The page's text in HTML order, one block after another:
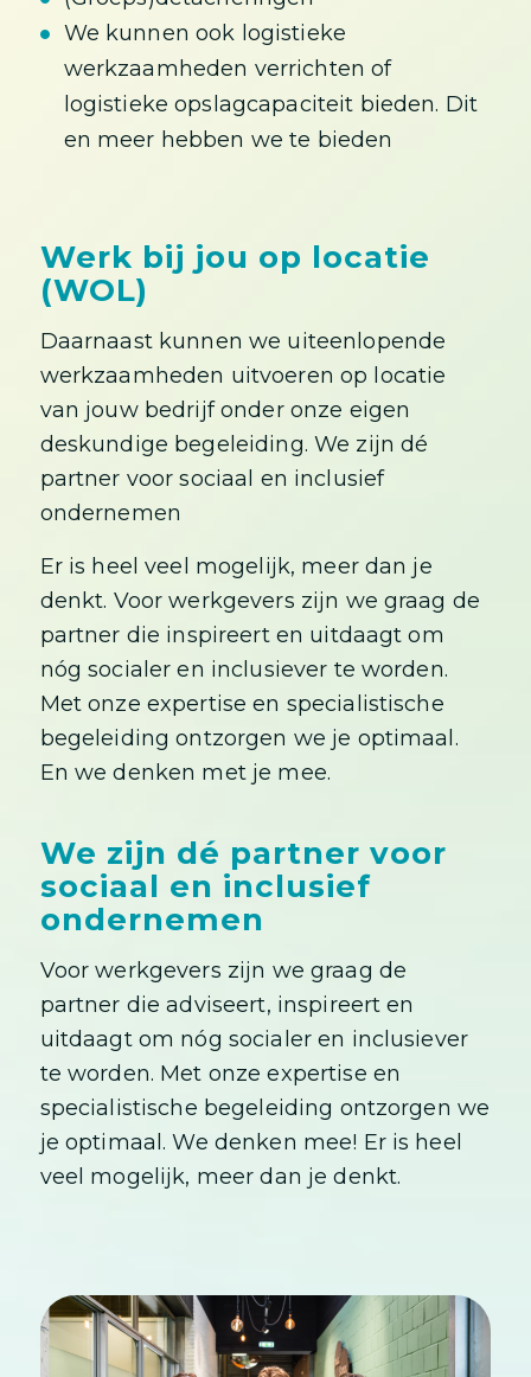
We kunnen ook logistieke
werkzaamheden verrichten of
logistieke opslagcapaciteit bieden. Dit
en meer hebben we te bieden
Werk bij jou op locatie
(WOL)
Daarnaast kunnen we uiteenlopende
werkzaamheden uitvoeren op locatie
van jouw bedrijf onder onze eigen
deskundige begeleiding. We zijn dé
partner voor sociaal en inclusief
ondernemen
Er is heel veel mogelijk, meer dan je
denkt. Voor werkgevers zijn we graag de
partner die inspireert en uitdaagt om
nóg socialer en inclusiever te worden.
Met onze expertise en specialistische
begeleiding ontzorgen we je optimaal.
En we denken met je mee.
We zijn dé partner voor
sociaal en inclusief
ondernemen
Voor werkgevers zijn we graag de
partner die adviseert, inspireert en
uitdaagt om nóg socialer en inclusiever
te worden. Met onze expertise en
specialistische begeleiding ontzorgen we
je optimaal. We denken mee! Er is heel
veel mogelijk, meer dan je denkt.